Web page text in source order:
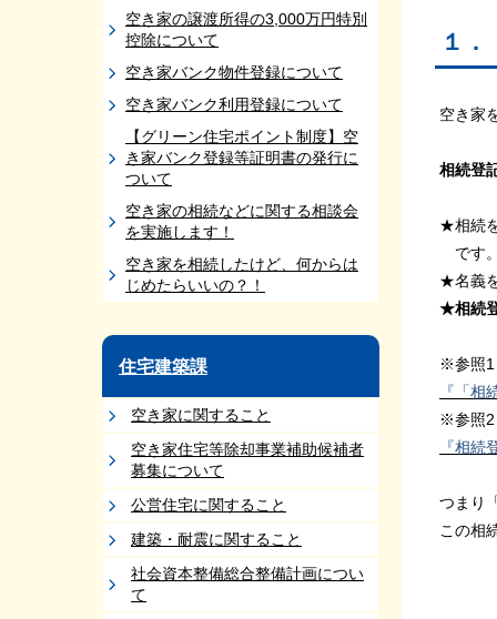
空き家の譲渡所得の3,000万円特別
控除について
空き家バンク物件登録について
空き家バンク利用登録について
【グリーン住宅ポイント制度】空
き家バンク登録等証明書の発行に
ついて
空き家の相続などに関する相談会
を実施します！
空き家を相続したけど、何からは
じめたらいいの？！
住宅建築課
空き家に関すること
空き家住宅等除却事業補助候補者
募集について
公営住宅に関すること
建築・耐震に関すること
社会資本整備総合整備計画につい
て
１
空き家
相続登
★相続
です
★名義
★相続
※参照1
『「相
※参照2
『相
つまり
この相